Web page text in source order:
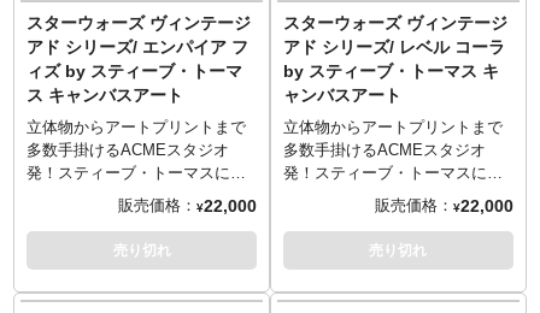
タイプのパース！製作はダニエ
ル・ニコルが担当、ボディの素
材には合皮を使い、「バッグ」
としても本格派仕様となってい
ます。ホバーベッドの開閉をそ
のままバッグの開閉に合わせた
ギミックとし、遊び心あるデザ
ャームとしてザ・チャイルドが
付属するのもファン必見！
ォーズ』シリーズをミックス！
惑星タトゥイーンの酒場などに
掲げられていても不思議ではな
い存在感。木枠でしっかり固定
されたキャンバスアートなの
で、手にしたそのままお部屋に
飾れる簡単仕様です！こちらは
ー」をイメージ。ソーサーから
カップを手に取るのにフォース
を使う横着者は一体、ダース誰
スターウォーズ ヴィンテージ
アド シリーズ/ エンパイア フ
ィズ by スティーブ・トーマ
ス キャンバスアート
立体物からアートプリントまで
多数手掛けるACMEスタジオ
発！スティーブ・トーマスによ
る「昔懐かしい広告」をテーマ
にした「ヴィンテージアド」シ
リーズが入荷します。ティンサ
インなどにある抽象的ながらも
販売価格： ¥22,000
売り切れ
スターウォーズ ヴィンテージ
アド シリーズ/ レベル コーラ
by スティーブ・トーマス キ
ャンバスアート
立体物からアートプリントまで
多数手掛けるACMEスタジオ
発！スティーブ・トーマスによ
る「昔懐かしい広告」をテーマ
にした「ヴィンテージアド」シ
リーズが入荷します。ティンサ
インなどにある抽象的ながらも
販売価格： ¥22,000
売り切れ